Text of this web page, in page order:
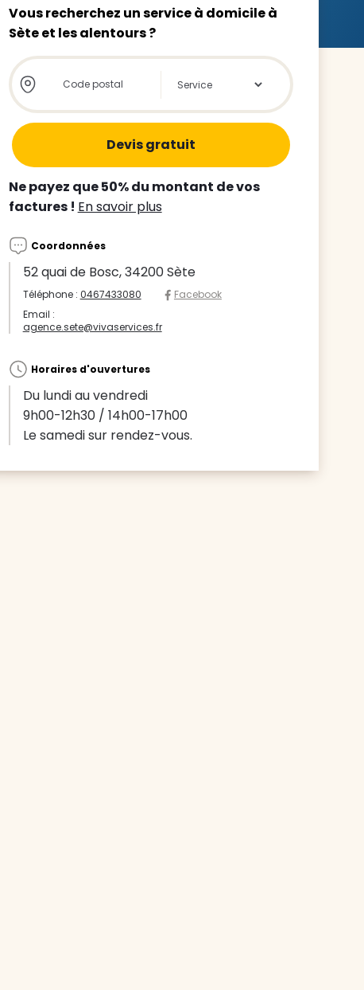
le
enfant
à
agence
Vous recherchez un service à domicile à
Sète et les alentours ?
Store locator global - Autocompletion
Rechercher
Ne payez que 50% du montant de vos
factures ! En savoir plus
Coordonnées
52 quai de Bosc, 34200 Sète
Téléphone : 0467433080
Facebook
Email :
agence.sete@vivaservices.fr
Horaires d'ouvertures
Du lundi au vendredi
9h00-12h30 / 14h00-17h00
Le samedi sur rendez-vous.